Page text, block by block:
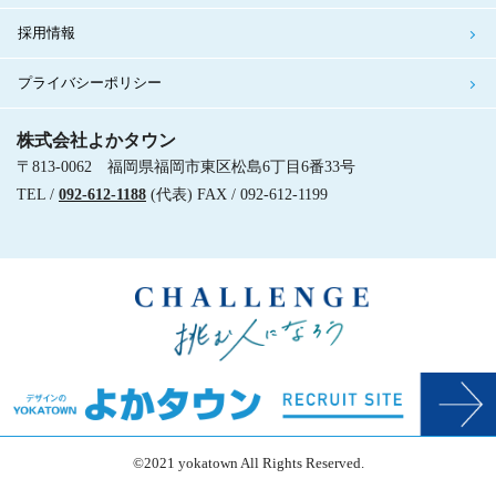
採用情報
プライバシーポリシー
株式会社よかタウン
〒813-0062 福岡県福岡市東区松島6丁目6番33号
TEL / 092-612-1188 (代表) FAX / 092-612-1199
©2021 yokatown All Rights Reserved.